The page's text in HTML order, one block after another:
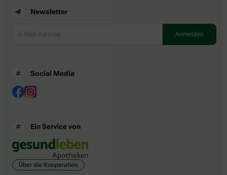
Newsletter
Social Media
Ein Service von
Über die Kooperation